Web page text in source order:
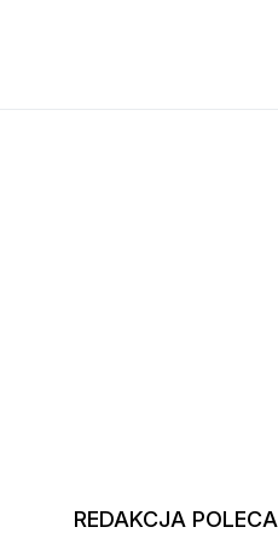
REDAKCJA POLECA